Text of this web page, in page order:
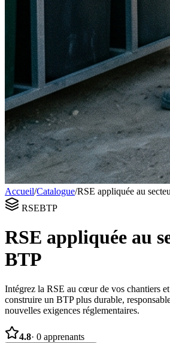
Accueil/Catalogue/RSE appliquée au
RSEBTP
RSE appliquée au
BTP
Intégrez la RSE au cœur de vos chantiers
construire un BTP plus durable,
nouvelles exigences réglementaires.
4.8· 0 apprenants